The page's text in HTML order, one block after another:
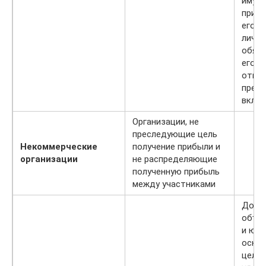
его
его
Некоммерческие
организации
Организации, не
преследующие цель
получение прибыли и
не распределяющие
полученную прибыль
между участниками
и